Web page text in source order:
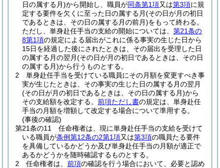
日の属する月)から開始し、職員が同条第1項又は第3項に規
定する要件を欠くに至った日の属する月(その日が月の初日
であるときは、その日の属する月の前月)をもって終わる。
ただし、単身赴任手当の支給の開始については、 第21条の
8第1項の規定による届出がこれに係る事実の生じた日から
15日を経過した後にされたときは、その届出を受理した日
の属する月の翌月(その日が月の初日であるときは、その日
の属する月)から行うものとする。
2
単身赴任手当を受けている職員にその月額を変更すべき事
実が生じたときは、その事実の生じた日の属する月の翌月
(その日が月の初日であるときは、その日の属する月)から
その支給額を改定する。 前項ただし書の規定は、単身赴任
手当の月額を増額して改定する場合について準用する。
(事後の確認)
第21条の11
任命権者は、現に単身赴任手当の支給を受けて
いる職員が条例第12条の2第1項又は第3項の職員たる要件
を具備しているかどうか及び単身赴任手当の月額が適正で
あるかどうかを随時確認するものとする。
2
任命権者は、 前項の確認を行う場合において、必要と認め